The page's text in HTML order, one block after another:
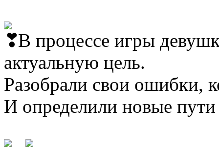
В процессе игры
актуальную цель.
Разобрали свои ошибки,
И определили новые